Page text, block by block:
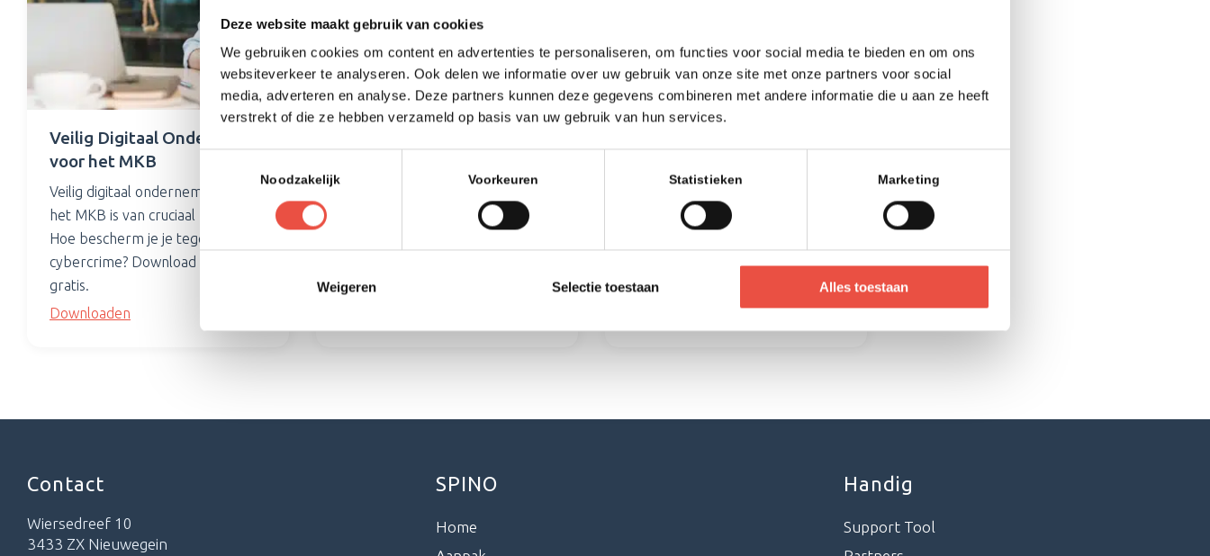
Deze website maakt gebruik van cookies
We gebruiken cookies om content en advertenties te personaliseren, om functies voor social media te bieden en om ons
websiteverkeer te analyseren. Ook delen we informatie over uw gebruik van onze site met onze partners voor social
media, adverteren en analyse. Deze partners kunnen deze gegevens combineren met andere informatie die u aan ze heeft
verstrekt of die ze hebben verzameld op basis van uw gebruik van hun services.
Noodzakelijk Voorkeuren Statistieken Marketing
Weigeren Selectie toestaan Alles toestaan
Veilig Digitaal Ondernemen
voor het MKB
Veilig digitaal ondernemen voor
het MKB is van cruciaal belang.
Hoe bescherm je je tegen
cybercrime? Download hieronder
gratis.
Downloaden
e-book alles over hybride
Downloaden
Cultuur. Hoe? Dit zijn de
een goede security cultuur.
Download hieronder gratis.
Contact
Wiersedreef 10
3433 ZX Nieuwegein
SPINO
Home
Handig
Support Tool